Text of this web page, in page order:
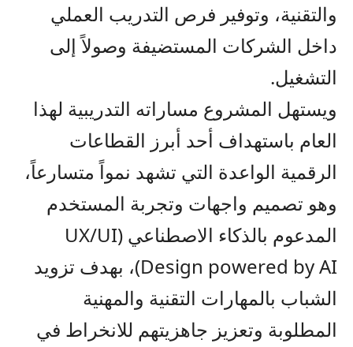
والتقنية، وتوفير فرص التدريب العملي
داخل الشركات المستضيفة وصولاً إلى
التشغيل.
ويستهل المشروع مساراته التدريبية لهذا
العام باستهداف أحد أبرز القطاعات
الرقمية الواعدة التي تشهد نمواً متسارعاً،
وهو تصميم واجهات وتجربة المستخدم
المدعوم بالذكاء الاصطناعي (UX/UI
Design powered by AI)، بهدف تزويد
الشباب بالمهارات التقنية والمهنية
المطلوبة وتعزيز جاهزيتهم للانخراط في